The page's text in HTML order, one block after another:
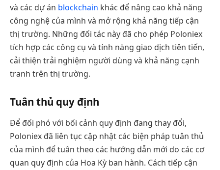
và các dự án blockchain khác để nâng cao khả năng
công nghệ của mình và mở rộng khả năng tiếp cận
thị trường. Những đối tác này đã cho phép Poloniex
tích hợp các công cụ và tính năng giao dịch tiên tiến,
cải thiện trải nghiệm người dùng và khả năng cạnh
tranh trên thị trường.
Tuân thủ quy định
Để đối phó với bối cảnh quy định đang thay đổi,
Poloniex đã liên tục cập nhật các biện pháp tuân thủ
của mình để tuân theo các hướng dẫn mới do các cơ
quan quy định của Hoa Kỳ ban hành. Cách tiếp cận